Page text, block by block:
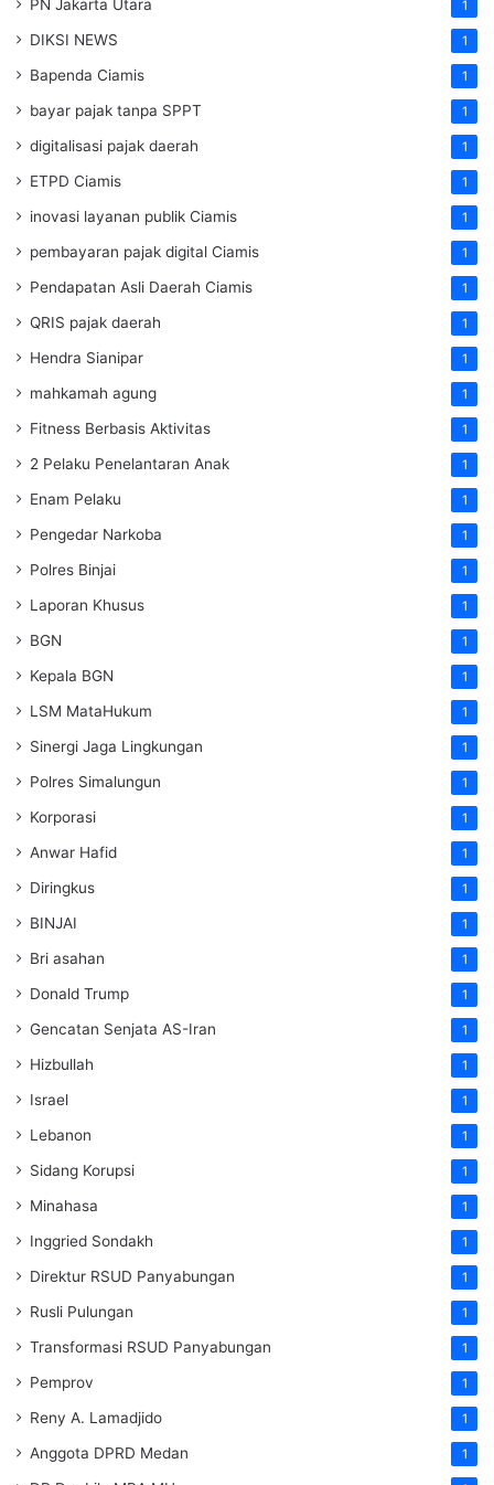
PN Jakarta Utara 1
DIKSI NEWS 1
Bapenda Ciamis 1
bayar pajak tanpa SPPT 1
digitalisasi pajak daerah 1
ETPD Ciamis 1
inovasi layanan publik Ciamis 1
pembayaran pajak digital Ciamis 1
Pendapatan Asli Daerah Ciamis 1
QRIS pajak daerah 1
Hendra Sianipar 1
mahkamah agung 1
Fitness Berbasis Aktivitas 1
2 Pelaku Penelantaran Anak 1
Enam Pelaku 1
Pengedar Narkoba 1
Polres Binjai 1
Laporan Khusus 1
BGN 1
Kepala BGN 1
LSM MataHukum 1
Sinergi Jaga Lingkungan 1
Polres Simalungun 1
Korporasi 1
Anwar Hafid 1
Diringkus 1
BINJAI 1
Bri asahan 1
Donald Trump 1
Gencatan Senjata AS-Iran 1
Hizbullah 1
Israel 1
Lebanon 1
Sidang Korupsi 1
Minahasa 1
Inggried Sondakh 1
Direktur RSUD Panyabungan 1
Rusli Pulungan 1
Transformasi RSUD Panyabungan 1
Pemprov 1
Reny A. Lamadjido 1
Anggota DPRD Medan 1